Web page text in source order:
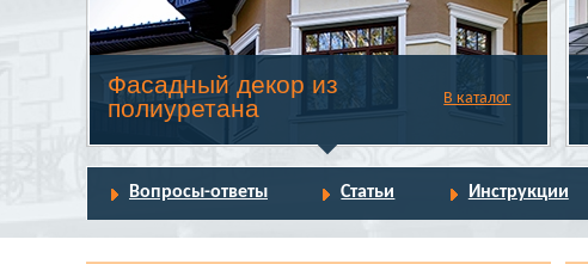
Фасадный декор из
полиуретана
В каталог
Вопросы-ответы Статьи Инструкции